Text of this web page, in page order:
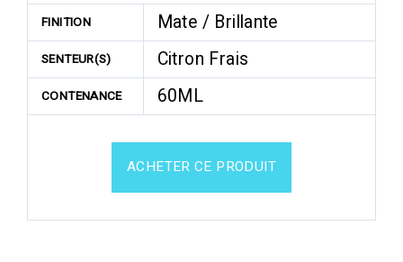
FINITION Mate / Brillante
SENTEUR(S) Citron Frais
CONTENANCE 60ML
ACHETER CE PRODUIT